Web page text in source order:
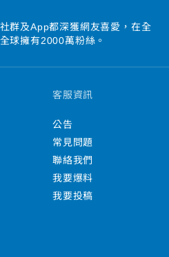
群及App都深獲網友喜愛，在全
球擁有2000萬粉絲。
客服資訊
公告
常見問題
聯絡我們
我要爆料
我要投稿